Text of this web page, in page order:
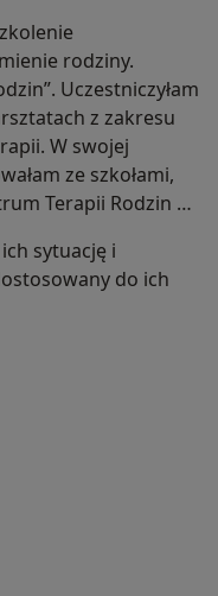
rodziny.
Uczestniczyłam
z zakresu
W swojej
ze szkołami,
Terapii Rodzin w
sytuację i
do ich